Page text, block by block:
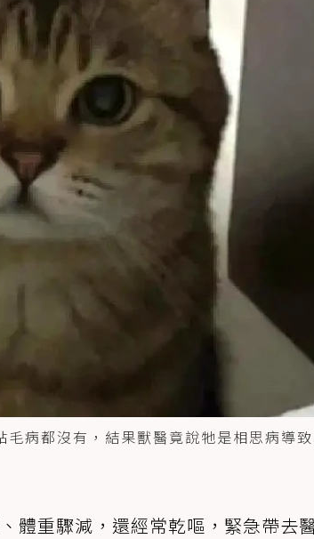
病都沒有，結果獸醫竟說牠是相思病導
體重驟減，還經常乾嘔，緊急帶去